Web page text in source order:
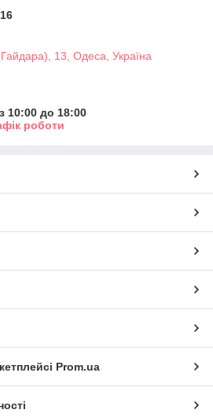
13, Одеса, Україна
10:00 до 18:00
роботи
Prom.ua